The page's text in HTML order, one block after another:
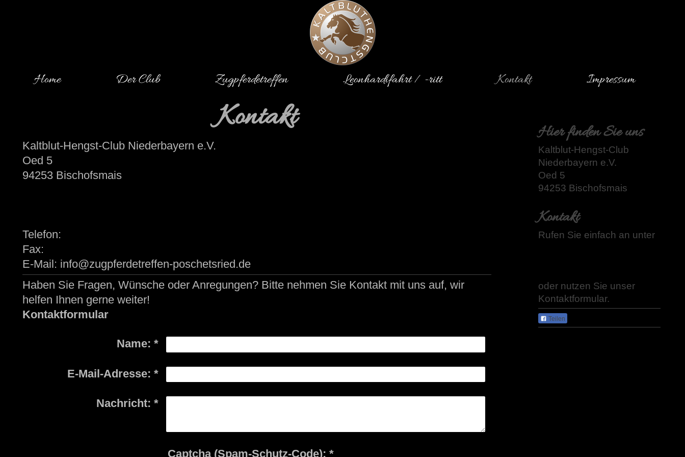
Home Der Club Zugpferdetreffen Leonhardifahrt / -ritt Kontakt Impressum
Kontakt
Kaltblut-Hengst-Club Niederbayern e.V.
Oed 5
94253 Bischofsmais
Telefon:
Fax:
E-Mail: info@zugpferdetreffen-poschetsried.de
Haben Sie Fragen, Wünsche oder Anregungen? Bitte nehmen Sie Kontakt mit uns auf, wir
helfen Ihnen gerne weiter!
Kontaktformular
Name: *
E-Mail-Adresse: *
Nachricht: *
Captcha (Spam-Schutz-Code): *
Hier finden Sie uns
Kaltblut-Hengst-Club
Niederbayern e.V.
Oed 5
94253 Bischofsmais
Kontakt
Rufen Sie einfach an unter
oder nutzen Sie unser
Kontaktformular.
Teilen